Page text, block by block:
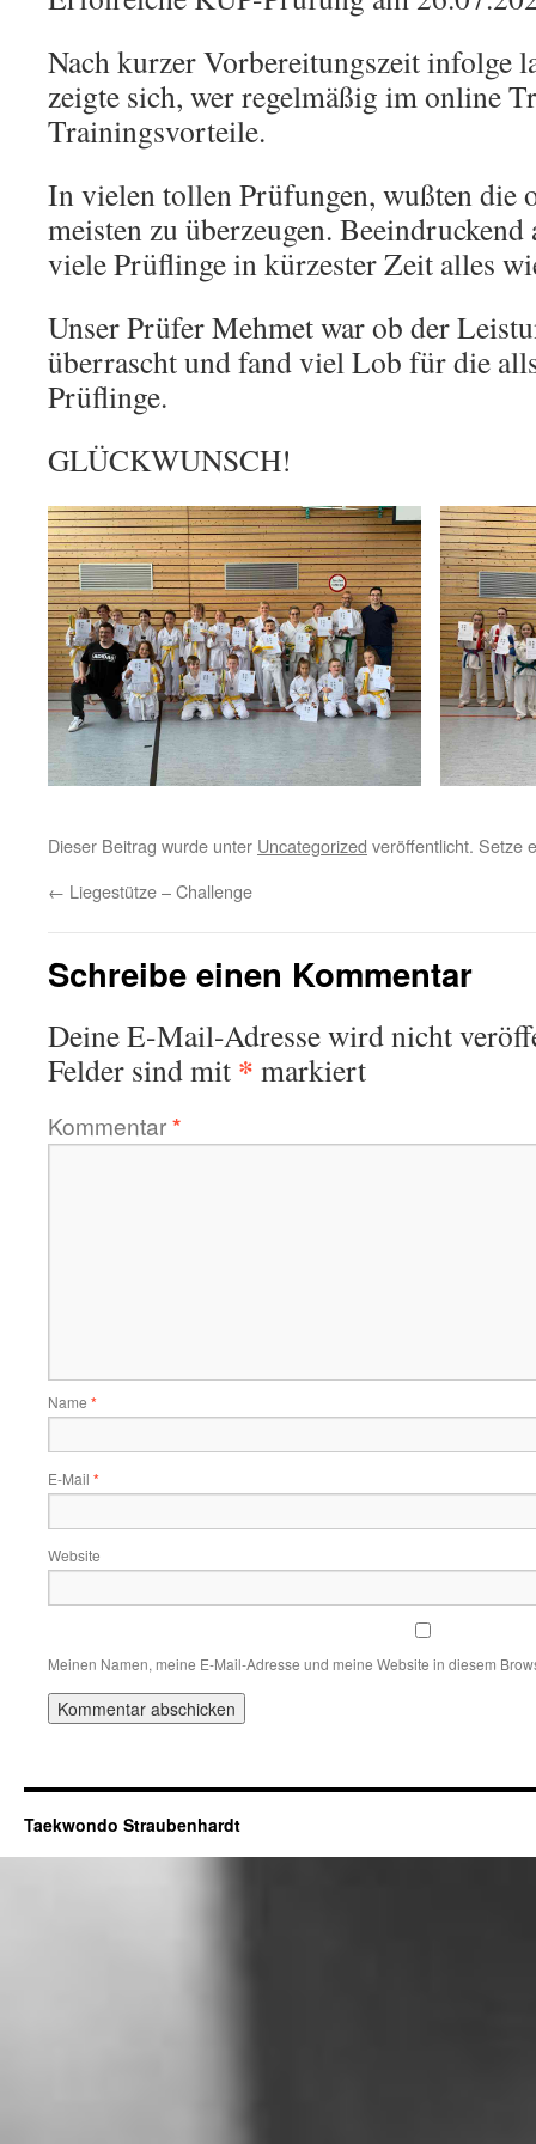
Nach kurzer Vorbereitungszeit infolge
zeigte sich, wer regelmäßig im online
Trainingsvorteile.
In vielen tollen Prüfungen, wußten die
meisten zu überzeugen. Beeindruckend
viele Prüflinge in kürzester Zeit alles
Unser Prüfer Mehmet war ob der
überrascht und fand viel Lob für die
Prüflinge.
GLÜCKWUNSCH!
Dieser Beitrag wurde unter Uncategorized veröffentlicht. Setze
← Liegestütze – Challenge
Schreibe einen Kommentar
Deine E-Mail-Adresse wird nicht
Felder sind mit * markiert
Kommentar*
Name *
E-Mail *
Website
Meinen Namen, meine E-Mail-Adresse und meine Website in diesem
Taekwondo Straubenhardt